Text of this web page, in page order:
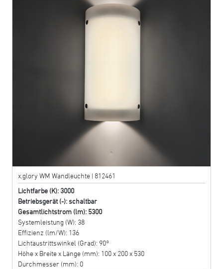
x.glory WM Wandleuchte | 812461
Lichtfarbe (K): 3000
Betriebsgerät (-): schaltbar
Gesamtlichtstrom (lm): 5300
Systemleistung (W): 38
Effizienz (lm/W): 136
Lichtaustrittswinkel (Grad): 90°
Höhe x Breite x Länge (mm): 100 x 200 x 530
Durchmesser (mm): 0